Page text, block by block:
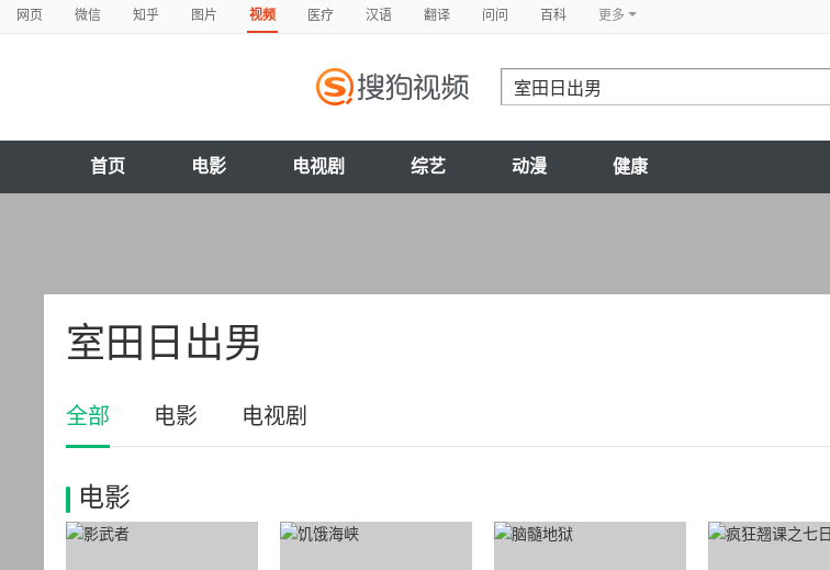
网页 微信 知乎 图片 视频 医疗 汉语 翻译 问问 百科 更多
首页 电影 电视剧 综艺 动漫 健康
室田日出男
全部 电影 电视剧
电影